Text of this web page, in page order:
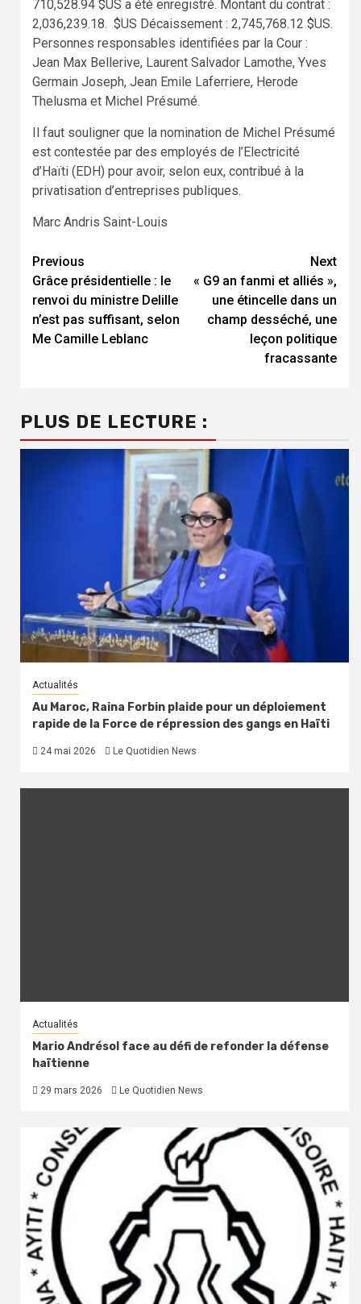
710,528.94 $US a été enregistré. Montant du contrat :
2,036,239.18. $US Décaissement : 2,745,768.12 $US.
Personnes responsables identifiées par la Cour :
Jean Max Bellerive, Laurent Salvador Lamothe, Yves
Germain Joseph, Jean Emile Laferriere, Herode
Thelusma et Michel Présumé.
Il faut souligner que la nomination de Michel Présumé
est contestée par des employés de l’Electricité
d’Haïti (EDH) pour avoir, selon eux, contribué à la
privatisation d’entreprises publiques.
Marc Andris Saint-Louis
Continue
Reading
Previous
Grâce présidentielle : le
renvoi du ministre Delille
n’est pas suffisant, selon
Me Camille Leblanc
Next
« G9 an fanmi et alliés »,
une étincelle dans un
champ desséché, une
leçon politique
fracassante
PLUS DE LECTURE :
Actualités
Au Maroc, Raina Forbin plaide pour un déploiement
rapide de la Force de répression des gangs en Haïti
24 mai 2026 Le Quotidien News
Actualités
Mario Andrésol face au défi de refonder la défense
haïtienne
29 mars 2026 Le Quotidien News